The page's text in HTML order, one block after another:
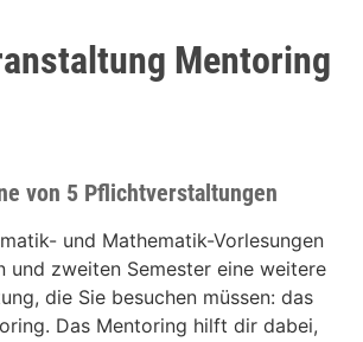
Mentoring
von 5 Pflichtverstaltungen
und Mathematik-Vorlesungen
und zweiten Semester eine weitere
die Sie besuchen müssen: das
Das Mentoring hilft dir dabei,